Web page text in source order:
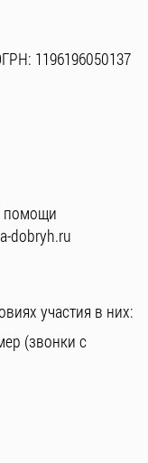
1196196050137
помощи
dobryh.ru
участия в них:
(звонки с